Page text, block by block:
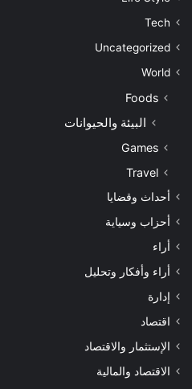
Tech
Uncategorized
World
Foods
البيئة والحيوانات
Games
Travel
أحداث وقضايا
أحزاب وسياية
أراء
أراء وأفكار وتحليل
إدارة
اقتصاد
الإستثمار والاقتصاد
الاقتصاد والمالية